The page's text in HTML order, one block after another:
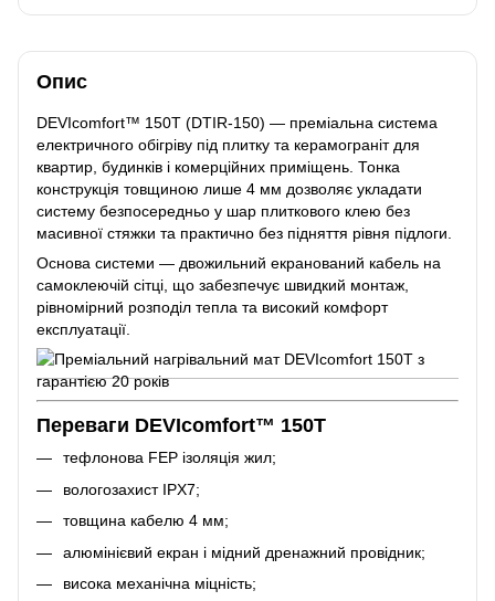
Опис
DEVIcomfort™ 150T (DTIR-150) — преміальна система
електричного обігріву під плитку та керамограніт для
квартир, будинків і комерційних приміщень. Тонка
конструкція товщиною лише 4 мм дозволяє укладати
систему безпосередньо у шар плиткового клею без
масивної стяжки та практично без підняття рівня підлоги.
Основа системи — двожильний екранований кабель на
самоклеючій сітці, що забезпечує швидкий монтаж,
рівномірний розподіл тепла та високий комфорт
експлуатації.
Переваги DEVIcomfort™ 150T
тефлонова FEP ізоляція жил;
вологозахист IPX7;
товщина кабелю 4 мм;
алюмінієвий екран і мідний дренажний провідник;
висока механічна міцність;